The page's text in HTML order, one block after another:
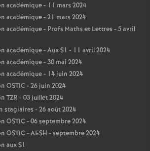
académique - 11 mars 2024
académique - 21 mars 2024
académique - Profs Maths et Lettres - 5 avril
académique - Aux S1 - 11 avril 2024
académique - 30 mai 2024
académique - 14 juin 2024
OSTIC - 26 juin 2024
TZR - 03 juillet 2024
stagiaires - 26 août 2024
OSTIC - 06 septembre 2024
OSTIC - AESH - septembre 2024
aux S1